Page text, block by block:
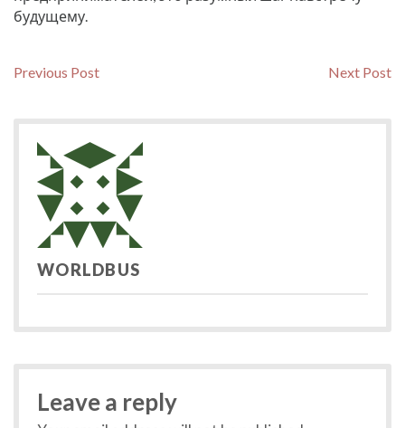
будущему.
Навигация
записям
Previous PostPrevious
Next Post
WORLDBUS
Leave a reply